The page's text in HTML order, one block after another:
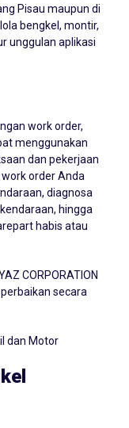
Pisau maupun di
bengkel, montir,
unggulan aplikasi
work order,
menggunakan
dan pekerjaan
order Anda
diagnosa
hingga
habis atau
CORPORATION
secara
dan Motor